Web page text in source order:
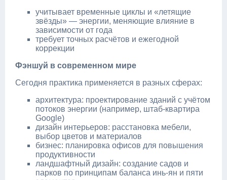
учитывает временные циклы и «летящие
звёзды» — энергии, меняющие влияние в
зависимости от года
требует точных расчётов и ежегодной
коррекции
Фэншуй в современном мире
Сегодня практика применяется в разных сферах:
архитектура: проектирование зданий с учётом
потоков энергии (например, штаб‑квартира
Google)
дизайн интерьеров: расстановка мебели,
выбор цветов и материалов
бизнес: планировка офисов для повышения
продуктивности
ландшафтный дизайн: создание садов и
парков по принципам баланса инь‑ян и пяти